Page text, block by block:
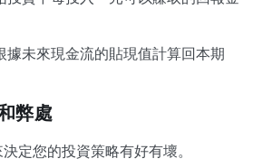
據未來現金流的貼現值計算回本期
弊處
定您的投資策略有好有壞。